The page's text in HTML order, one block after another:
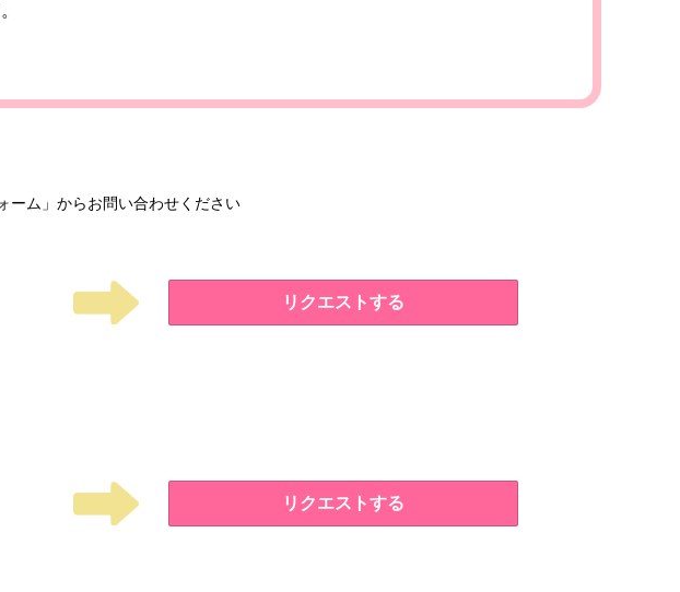
ーム」からお問い合わせください
リクエストする
リクエストする